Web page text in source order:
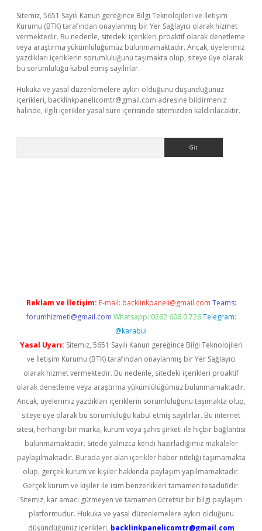
Sitemiz, 5651 Sayılı Kanun gereğince Bilgi Teknolojileri ve İletişim
Kurumu (BTK) tarafından onaylanmış bir Yer Sağlayıcı olarak hizmet
vermektedir. Bu nedenle, sitedeki içerikleri proaktif olarak denetleme
veya araştırma yükümlülüğümüz bulunmamaktadır. Ancak, üyelerimiz
yazdıkları içeriklerin sorumluluğunu taşımakta olup, siteye üye olarak
bu sorumluluğu kabul etmiş sayılırlar.
Hukuka ve yasal düzenlemelere aykırı olduğunu düşündüğünüz
içerikleri, backlinkpanelicomtr@gmail.com adresine bildirmeniz
halinde, ilgili içerikler yasal süre içerisinde sitemizden kaldırılacaktır.
Reklam ve İletişim: E-mail: backlinkpaneli@gmail.com Teams:
forumhizmeti@gmail.com Whatsapp: 0262 606 0 726 Telegram:
@karabul
Yasal Uyarı: Sitemiz, 5651 Sayılı Kanun gereğince Bilgi Teknolojileri
ve İletişim Kurumu (BTK) tarafından onaylanmış bir Yer Sağlayıcı
olarak hizmet vermektedir. Bu nedenle, sitedeki içerikleri proaktif
olarak denetleme veya araştırma yükümlülüğümüz bulunmamaktadır.
Ancak, üyelerimiz yazdıkları içeriklerin sorumluluğunu taşımakta olup,
siteye üye olarak bu sorumluluğu kabul etmiş sayılırlar. Bu internet
sitesi, herhangi bir marka, kurum veya şahıs şirketi ile hiçbir bağlantısı
bulunmamaktadır. Sitede yalnızca kendi hazırladığımız makaleler
paylaşılmaktadır. Burada yer alan içerikler haber niteliği taşımamakta
olup, gerçek kurum ve kişiler hakkında paylaşım yapılmamaktadır.
Gerçek kurum ve kişiler ile isim benzerlikleri tamamen tesadüfidir.
Sitemiz, kar amacı gütmeyen ve tamamen ücretsiz bir bilgi paylaşım
platformudur. Hukuka ve yasal düzenlemelere aykırı olduğunu
düşündüğünüz içerikleri, backlinkpanelicomtr@gmail.com